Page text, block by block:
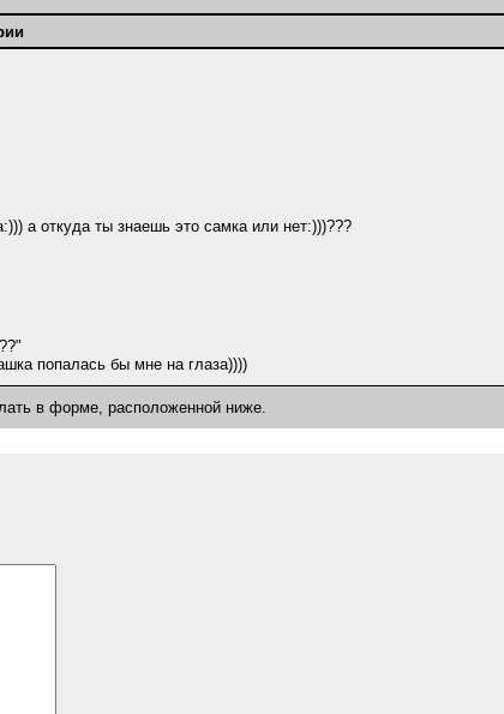
а откуда ты знаешь это самка или нет:)))???
попалась бы мне на глаза))))
в форме, расположенной ниже.